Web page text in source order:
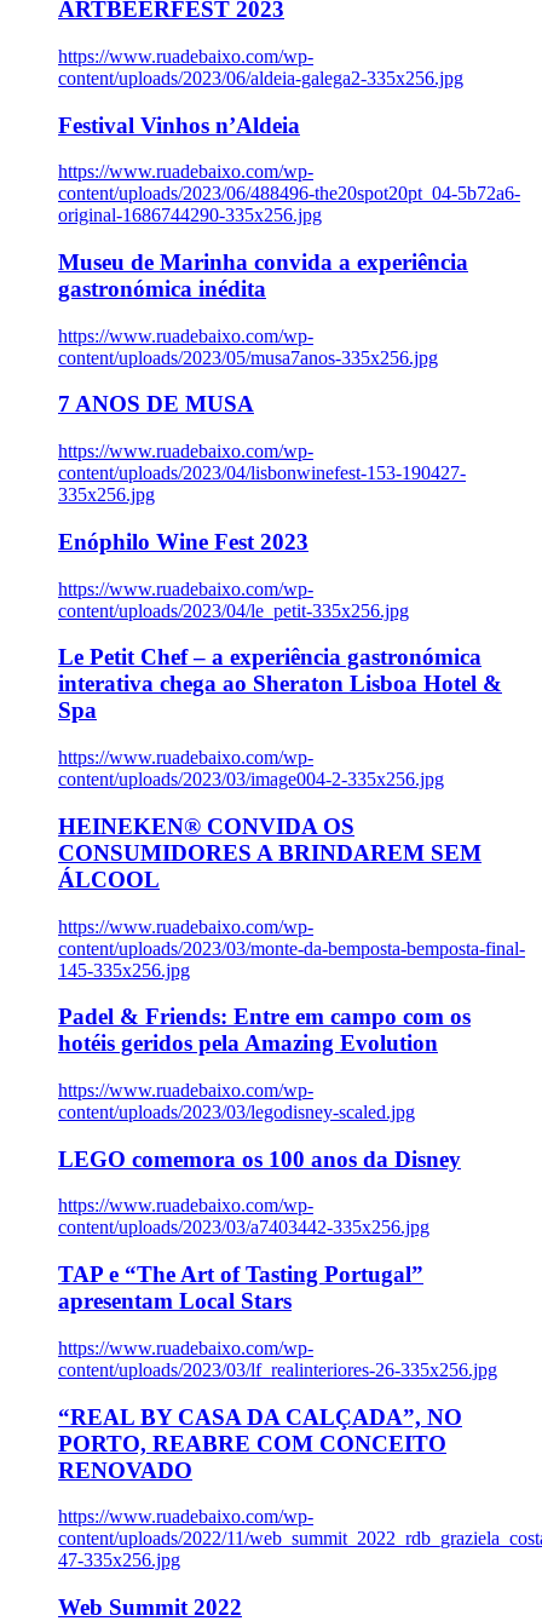
ARTBEERFEST 2023
https://www.ruadebaixo.com/wp-
content/uploads/2023/06/aldeia-galega2-335x256.jpg
Festival Vinhos n’Aldeia
https://www.ruadebaixo.com/wp-
content/uploads/2023/06/488496-the20spot20pt_04-5b72a6-
original-1686744290-335x256.jpg
Museu de Marinha convida a experiência
gastronómica inédita
https://www.ruadebaixo.com/wp-
content/uploads/2023/05/musa7anos-335x256.jpg
7 ANOS DE MUSA
https://www.ruadebaixo.com/wp-
content/uploads/2023/04/lisbonwinefest-153-190427-
335x256.jpg
Enóphilo Wine Fest 2023
https://www.ruadebaixo.com/wp-
content/uploads/2023/04/le_petit-335x256.jpg
Le Petit Chef – a experiência gastronómica
interativa chega ao Sheraton Lisboa Hotel &
Spa
https://www.ruadebaixo.com/wp-
content/uploads/2023/03/image004-2-335x256.jpg
HEINEKEN® CONVIDA OS
CONSUMIDORES A BRINDAREM SEM
ÁLCOOL
https://www.ruadebaixo.com/wp-
content/uploads/2023/03/monte-da-bemposta-bemposta-final-
145-335x256.jpg
Padel & Friends: Entre em campo com os
hotéis geridos pela Amazing Evolution
https://www.ruadebaixo.com/wp-
content/uploads/2023/03/legodisney-scaled.jpg
LEGO comemora os 100 anos da Disney
https://www.ruadebaixo.com/wp-
content/uploads/2023/03/a7403442-335x256.jpg
TAP e “The Art of Tasting Portugal”
apresentam Local Stars
https://www.ruadebaixo.com/wp-
content/uploads/2023/03/lf_realinteriores-26-335x256.jpg
“REAL BY CASA DA CALÇADA”, NO
PORTO, REABRE COM CONCEITO
RENOVADO
https://www.ruadebaixo.com/wp-
content/uploads/2022/11/
47-335x256.jpg
Web Summit 2022